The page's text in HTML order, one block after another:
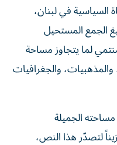
السياسية في لبنان،
الجمع المستحيل
لما يتجاوز مساحة
والجغرافيات
الجميلة
لتصدّر هذا النص،